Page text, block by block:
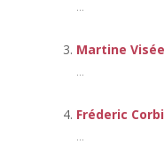
...
Martine
...
Fréderic
...